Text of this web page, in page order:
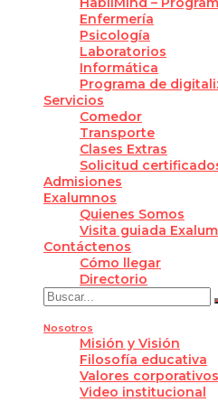
Enfermería
Psicología
Laboratorios
Informática
Programa de
Servicios
Comedor
Transporte
Clases Extras
Solicitud
Admisiones
Exalumnos
Quienes Somos
Visita guiada
Contáctenos
Cómo llegar
Directorio
Nosotros
Misión y Visión
Filosofía educativa
Valores corporativos
Video institucional